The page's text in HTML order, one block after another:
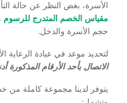
بغض النظر عن حالة التأمين أو
الخصم المتدرج للرسوممتاح
والدخل.
موعد في عيادة الرعاية الأولية
بأحد الأرقام المذكورة أدناه.
لدينا مجموعة كاملة من خدمات طب